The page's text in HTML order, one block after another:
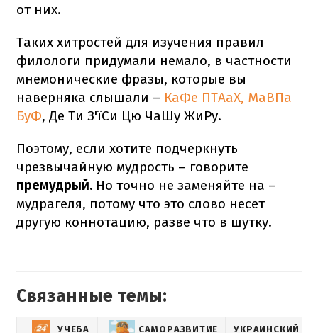
от них.
Таких хитростей для изучения правил
филологи придумали немало, в частности
мнемонические фразы, которые вы
наверняка слышали – КаФе ПТАаХ, МаВПа
БуФ, Де Ти З'їСи Цю ЧаШу ЖиРу.
Поэтому, если хотите подчеркнуть
чрезвычайную мудрость – говорите
премудрый. Но точно не заменяйте на –
мудрагеля, потому что это слово несет
другую коннотацию, разве что в шутку.
Связанные темы:
УЧЕБА САМОРАЗВИТИЕ УКРАИНСКИЙ